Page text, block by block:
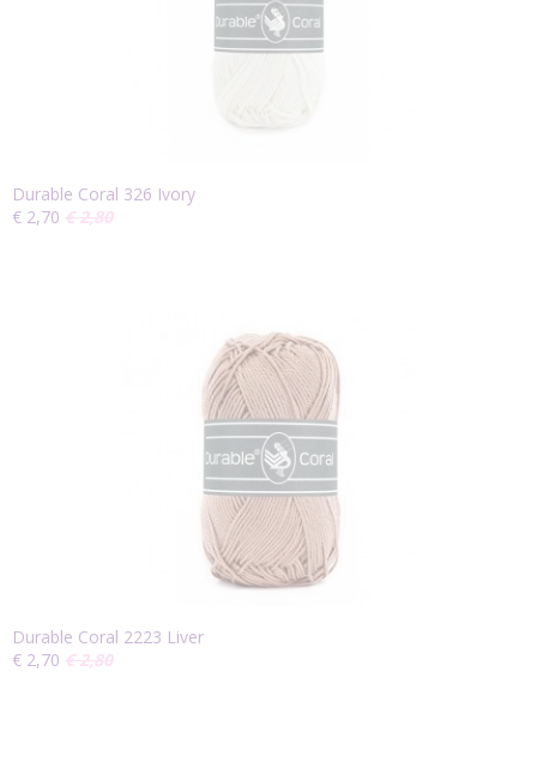
Durable Coral 326 Ivory
€ 2,70 € 2,80
Durable Coral 2223 Liver
€ 2,70 € 2,80